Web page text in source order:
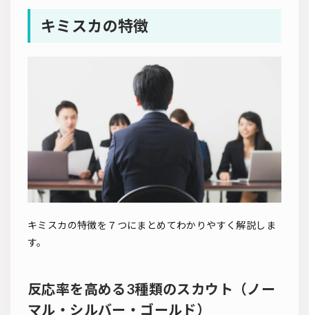
キミスカの特徴
キミスカの特徴を７つにまとめてわかりやすく解説しま
す。
反応率を高める3種類のスカウト（ノー
マル・シルバー・ゴールド）